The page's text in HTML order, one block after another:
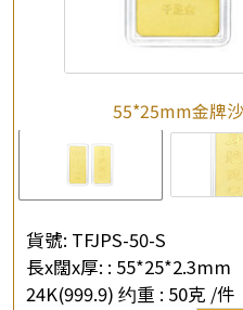
55*25mm金牌
貨號: TFJPS-50-S
長x闊x厚: : 55*25*2.3mm
24K(999.9) 约重 : 50克 /件